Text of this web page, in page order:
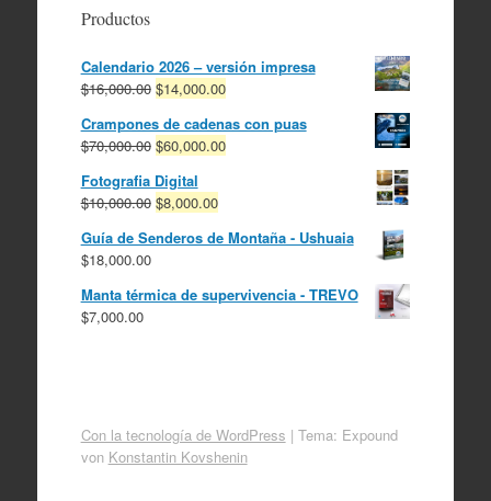
Productos
Calendario 2026 – versión impresa
$16,000.00 El
original
era:
$16,000.00.
$14,000.00El
actual
es:
Crampones de cadenas con puas
$70,000.00 El
original
era:
$70,000.00.
$60,000.00El
$60,000.00.
Fotografia Digital
$10,000.00 El
original
$10,000.00.
$8,000.00El
actual
$8,000.00.
Guía de Senderos de Montaña - Ushuaia
$18,000.00
Manta térmica de supervivencia - TREVO
$7,000.00
Con la tecnología de WordPress | Tema: Expound
von Konstantin Kovshenin